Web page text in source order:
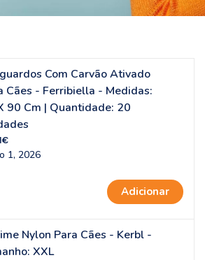
Com Carvão Ativado
Cães - Ferribiella - Medidas:
90 Cm | Quantidade: 20
€
1, 2026
Adicionar
Nylon Para Cães - Kerbl -
XXL